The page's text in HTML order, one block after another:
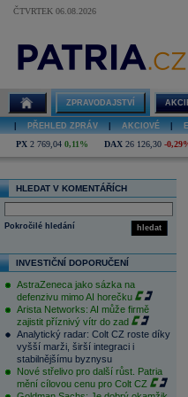
ČTVRTEK 06.08.2026
ZPRAVODAJSTVÍ
PŘEHLED ZPRÁV AKCIOVÉ
PX 2 769,04 0,11% DAX 26 126,30 -
HLEDAT V KOMENTÁŘÍCH
hledat
Pokročilé hledání
INVESTIČNÍ DOPORUČENÍ
AstraZeneca jako sázka na
defenzivu mimo AI horečku
Arista Networks: AI může firmě
zajistit příznivý vítr do zad
Analytický radar: Colt CZ roste díky
vyšší marži, širší integraci i
stabilnějšímu byznysu
Nové střelivo pro další růst. Patria
mění cílovou cenu pro Colt CZ